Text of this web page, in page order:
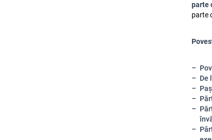
parte
parte
De